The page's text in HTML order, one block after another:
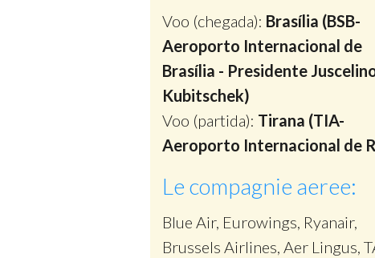
Voo (chegada): Brasília (BSB-
Aeroporto Internacional de
Brasília - Presidente
Kubitschek)
Voo (partida): Tirana (TIA-
Aeroporto Internacional de
Le compagnie aeree:
Blue Air, Eurowings, Ryanair,
Brussels Airlines, Aer Lingus,